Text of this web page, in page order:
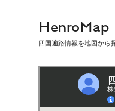
HenroMap
四国遍路情報を地図から